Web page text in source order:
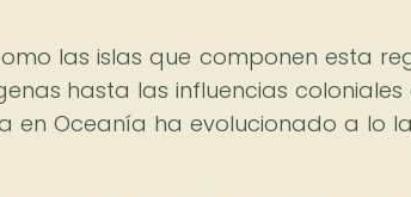
las islas que componen esta
hasta las influencias coloniales
en Oceanía ha evolucionado a lo